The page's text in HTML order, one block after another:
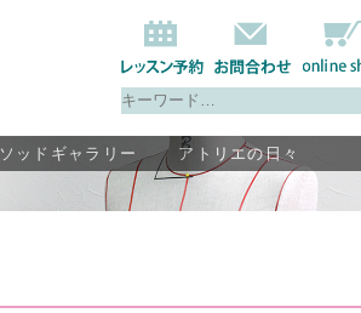
ッドギャラリー アトリエの日々